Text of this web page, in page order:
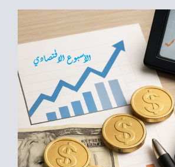
رياضة
اقتصاد
مقالات
موسيقى الشرق
من نحن